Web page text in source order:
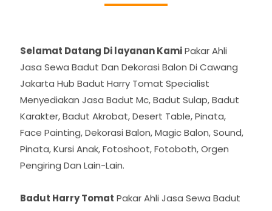
Selamat Datang Di layanan KamiPakar Ahli
Jasa Sewa Badut Dan Dekorasi Balon Di Cawang
Jakarta Hub Badut Harry Tomat Specialist
Menyediakan Jasa Badut Mc, Badut Sulap, Badut
Karakter, Badut Akrobat, Desert Table, Pinata,
Face Painting, Dekorasi Balon, Magic Balon, Sound,
Pinata, Kursi Anak, Fotoshoot, Fotoboth, Orgen
Pengiring Dan Lain-Lain.
Badut Harry Tomat Pakar Ahli Jasa Sewa Badut